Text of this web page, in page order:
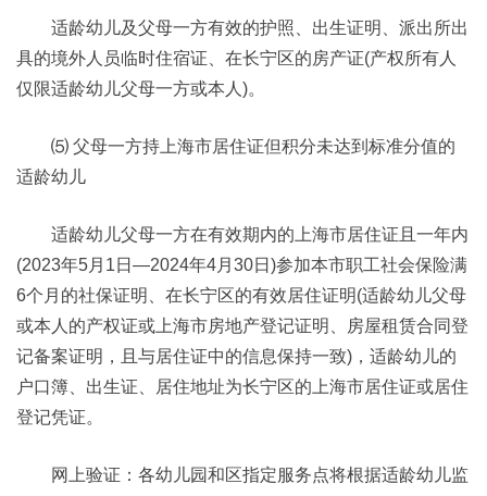
适龄幼儿及父母一方有效的护照、出生证明、派出所出
具的境外人员临时住宿证、在长宁区的房产证(产权所有人
仅限适龄幼儿父母一方或本人)。
⑸ 父母一方持上海市居住证但积分未达到标准分值的
适龄幼儿
适龄幼儿父母一方在有效期内的上海市居住证且一年内
(2023年5月1日—2024年4月30日)参加本市职工社会保险满
6个月的社保证明、在长宁区的有效居住证明(适龄幼儿父母
或本人的产权证或上海市房地产登记证明、房屋租赁合同登
记备案证明，且与居住证中的信息保持一致)，适龄幼儿的
户口簿、出生证、居住地址为长宁区的上海市居住证或居住
登记凭证。
网上验证：各幼儿园和区指定服务点将根据适龄幼儿监